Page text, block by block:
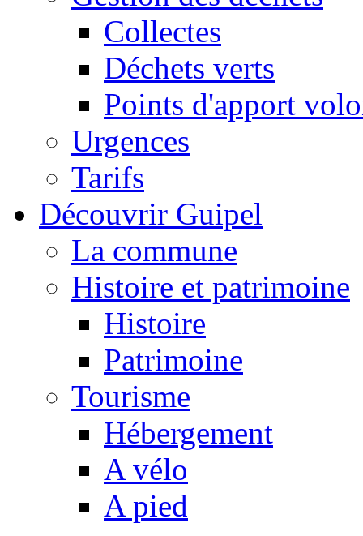
Collectes
Déchets verts
Points d'apport
Urgences
Tarifs
Découvrir Guipel
La commune
Histoire et patrimoine
Histoire
Patrimoine
Tourisme
Hébergement
A vélo
A pied